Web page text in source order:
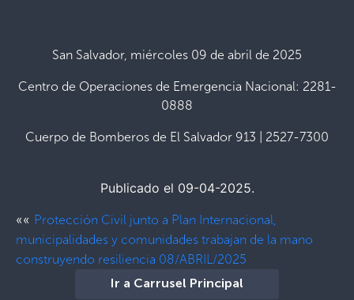
San Salvador, miércoles 09 de abril de 2025
Centro de Operaciones de Emergencia Nacional: 2281-
0888
Cuerpo de Bomberos de El Salvador 913 | 2527-7300
Publicado el 09-04-2025.
«« Protección Civil junto a Plan Internacional,
municipalidades y comunidades trabajan de la mano
construyendo resiliencia 08/ABRIL/2025
Ir a Carrusel Principal